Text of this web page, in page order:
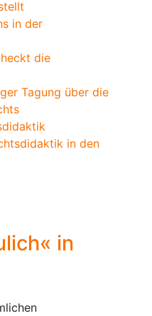
in der
die
Tagung über die
in den
in